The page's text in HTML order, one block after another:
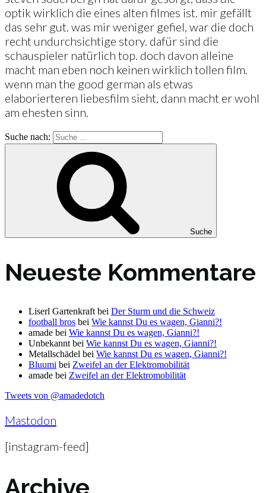
optik wirklich die eines alten filmes ist. mir gefällt
das sehr gut. was mir weniger gefiel, war die doch
recht undurchsichtige story. dafür sind die
schauspieler natürlich top. doch davon alleine
macht man eben noch keinen wirklich tollen film.
wenn man the good german als etwas
elaborierteren liebesfilm sieht, dann macht er wohl
am ehesten sinn.
Suche nach:
Suche
Neueste Kommentare
Liserl Gartenkraft bei Der Sturm und die Schweiz
football bros bei Wie kannst Du es wagen, Gianni?!
amade bei Wie kannst Du es wagen, Gianni?!
Unbekannt bei Wie kannst Du es wagen, Gianni?!
Metallschädel bei Wie kannst Du es wagen, Gianni?!
Bluumi bei Zweifel an der Elektromobilität
amade bei Zweifel an der Elektromobilität
Tweets von @amadedotch
Mastodon
[instagram-feed]
Archive